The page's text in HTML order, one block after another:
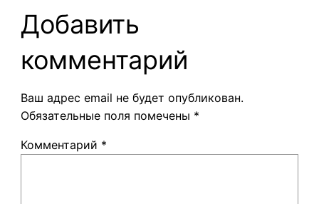
Добавить
комментарий
Ваш адрес email не будет опубликован.
Обязательные поля помечены *
Комментарий *